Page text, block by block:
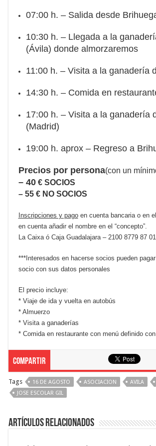
07:00 h. – Salida desde
10:30 h. – Llegada a la
(Ávila) donde almorzaremos
11:00 h. – Visita a la ganadería
14:30 h. – Comida en
17:00 h. – Visita a la ganadería
(Madrid)
19:00 h. aprox – Regreso a
Precios por persona(con un
– 40€ SOCIOS
– 55 € NO SOCIOS
Inscripciones y pagoen cuenta bancaria o en
en cuenta añadir el nombre en el “concepto”.
La Caixa ó Caja Guadalajara – 2100 8779 87
***Interesados en hacerse socios pueden
socio con sus datos personales
El precio incluye:
* Viaje de ida y vuelta en autobús
* Almuerzo
* Visita a ganaderías
* Comida en restaurante con menú definido
Compartir
Tags 16 DE AGOSTO ASOCIACION AVILA
JOSE ESCOLAR GIL
Artículos relacionados